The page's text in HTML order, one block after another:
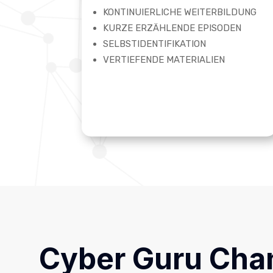
KONTINUIERLICHE WEITERBILDUNG
KURZE ERZÄHLENDE EPISODEN
SELBSTIDENTIFIKATION
VERTIEFENDE MATERIALIEN
Cyber Guru